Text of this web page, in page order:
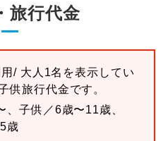
旅行代金
/ 大人1名を表示してい
供旅行代金です。
、子供／6歳〜11歳、
歳